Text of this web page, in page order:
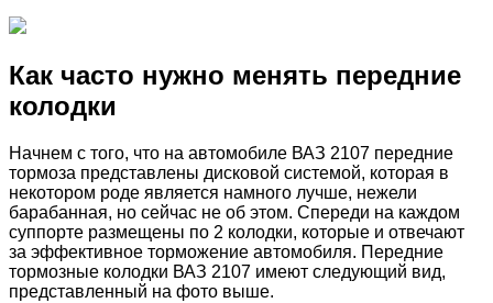
Как часто нужно менять передние
колодки
Начнем с того, что на автомобиле ВАЗ 2107 передние
тормоза представлены дисковой системой, которая в
некотором роде является намного лучше, нежели
барабанная, но сейчас не об этом. Спереди на каждом
суппорте размещены по 2 колодки, которые и отвечают
за эффективное торможение автомобиля. Передние
тормозные колодки ВАЗ 2107 имеют следующий вид,
представленный на фото выше.